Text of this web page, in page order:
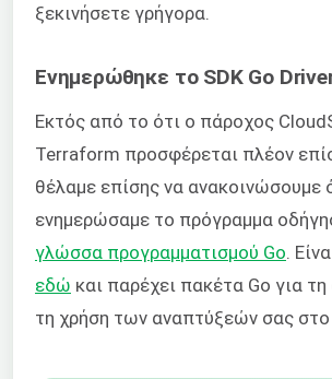
ξεκινήσετε γρήγορα.
Ενημερώθηκε το SDK Go
Εκτός από το ότι ο πάροχος
Terraform προσφέρεται πλέον
θέλαμε επίσης να ανακοινώσουμε
ενημερώσαμε το πρόγραμμα
γλώσσα προγραμματισμού Go .
εδώ και παρέχει πακέτα Go για τη
τη χρήση των αναπτύξεών σας στο